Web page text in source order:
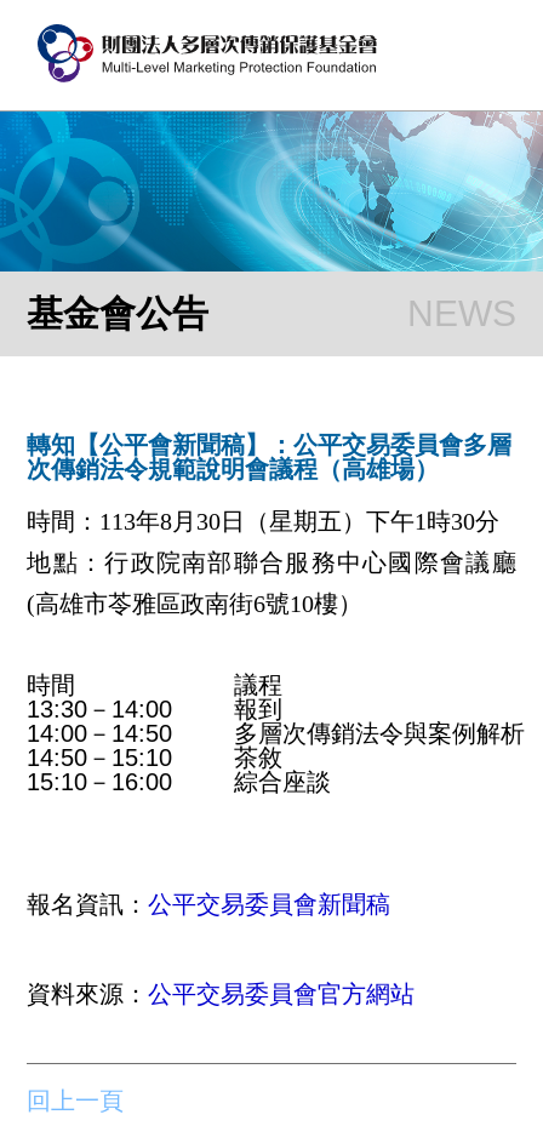
基金會公告
轉知【公平會新聞稿】：公平交易委員會多層
次傳銷法令規範說明會議程（高雄場）
時間：113年8月30日（星期五）下午1時30分
地點：行政院南部聯合服務中心國際會議廳
(高雄市苓雅區政南街6號10樓）
時間
議程
13:30－14:00
報到
14:00－14:50
多層次傳銷法令與案例解析
14:50－15:10
茶敘
15:10－16:00
綜合座談
報名資訊：公平交易委員會新聞稿
資料來源：公平交易委員會官方網站
回上一頁